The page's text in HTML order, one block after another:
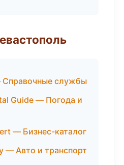
Справочные службы
Guide — Погода и
— Бизнес-каталог
— Авто и транспорт